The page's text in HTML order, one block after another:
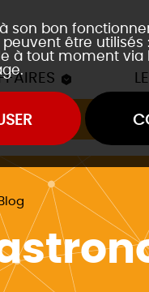
son bon
être utilisés
à tout moment
Blog